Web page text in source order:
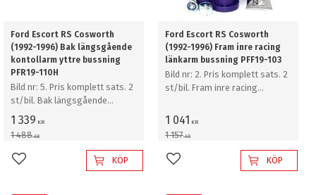
Ford Escort RS Cosworth
(1992-1996) Bak längsgående
kontollarm yttre bussning
PFR19-110H
Bild nr: 5. Pris komplett sats. 2
st/bil. Bak längsgående
kontollarm yttre bussning
1 339 KR
1 488KR
Lägg till i favoriterKÖP
Ford Escort RS Cosworth
(1992-1996) Fram inre racing
länkarm bussning PFF19-103
Bild nr: 2. Pris komplett sats. 2
st/bil. Fram inre racing
1 041 KR
1 157KR
Lägg till i favoriterKÖP